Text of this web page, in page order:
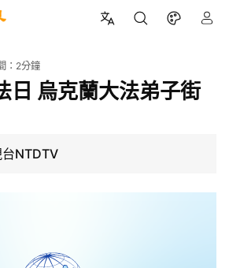
： 2分鐘
日 烏克蘭大法弟子街
NTDTV